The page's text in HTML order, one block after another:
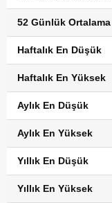
52 Günlük Ortalama
Haftalık En Düşük
Haftalık En Yüksek
Aylık En Düşük
Aylık En Yüksek
Yıllık En Düşük
Yıllık En Yüksek